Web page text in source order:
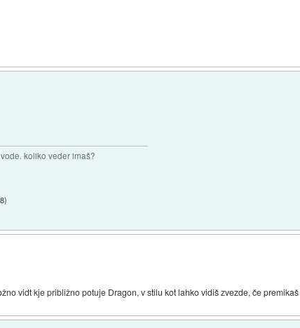
koliko veder imaš?
)
vidt kje približno potuje Dragon, v stilu kot lahko vidiš zvezde, če